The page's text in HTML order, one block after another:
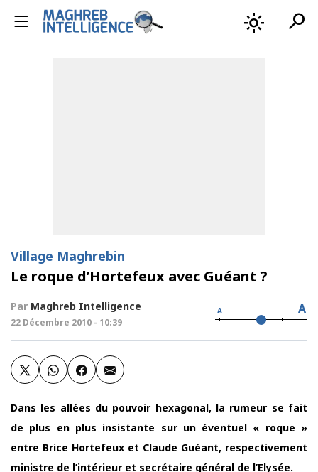
light_mode search
Village Maghrebin
Le roque d’Hortefeux avec Guéant ?
Par Maghreb Intelligence
22 Décembre 2010 - 10:39
A A
Dans les allées du pouvoir hexagonal, la rumeur se fait
de plus en plus insistante sur un éventuel « roque »
entre Brice Hortefeux et Claude Guéant, respectivement
ministre de l’intérieur et secrétaire général de l’Elysée.